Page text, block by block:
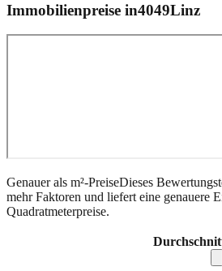
Immobilienpreise in4049Linz
Genauer als m²-PreiseDieses
mehr Faktoren und liefert eine genauere
Quadratmeterpreise.